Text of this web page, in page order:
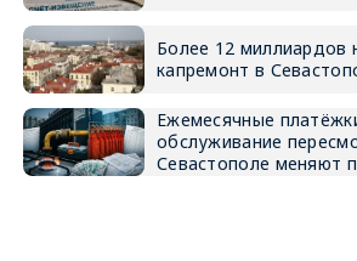
Более 12 миллиардов
капремонт в
Ежемесячные
обслуживание
Севастополе меняют